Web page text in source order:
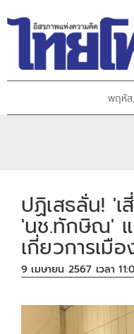
พฤหั
ปฏิเสธลั่น! '
'นช.ทักษิณ' แ
เกี่ยวการเมือ
9 เมษายน 2567 เวลา